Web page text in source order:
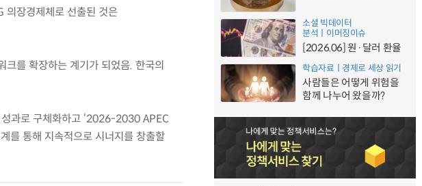
의장경제체로 선출된 것은
를 확장하는 계기가 되었음. 한국의
과로 구체화하고 ‘2026-2030 APEC
를 통해 지속적으로 시너지를 창출할
소셜 빅데이터
분석ㅣ이머징이슈
[2026.06] 원·달러 환율
학습자료ㅣ경제로 세상 읽기
사람들은 어떻게 위험을
함께 나누어 왔을까?